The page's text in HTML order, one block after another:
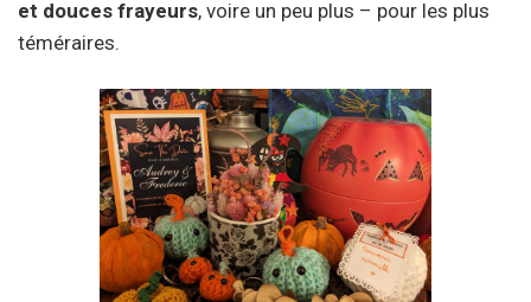
et douces frayeurs, voire un peu plus – pour les plus
téméraires.